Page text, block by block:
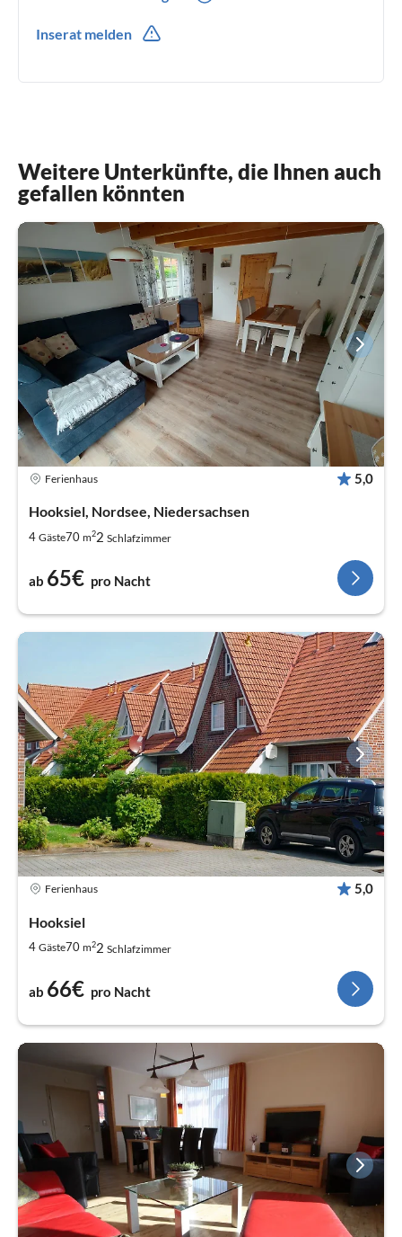
Inserat melden
Weitere Unterkünfte, die Ihnen auch
gefallen könnten
Ferienhaus 5,0
Hooksiel, Nordsee, Niedersachsen
4 Gäste70 m22 Schlafzimmer
ab 65€ pro Nacht
Ferienhaus 5,0
Hooksiel
4 Gäste70 m22 Schlafzimmer
ab 66€ pro Nacht